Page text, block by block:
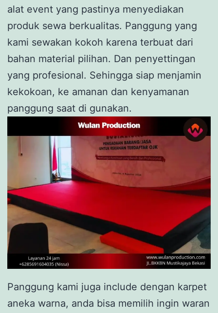
alat event yang pastinya menyediakan
produk sewa berkualitas. Panggung yang
kami sewakan kokoh karena terbuat dari
bahan material pilihan. Dan penyettingan
yang profesional. Sehingga siap menjamin
kekokoan, ke amanan dan kenyamanan
panggung saat di gunakan.
Panggung kami juga include dengan karpet
aneka warna, anda bisa memilih ingin waran